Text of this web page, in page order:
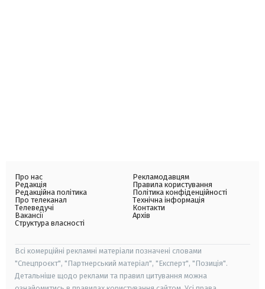
Про нас
Редакція
Редакційна політика
Про телеканал
Телеведучі
Вакансії
Структура власності
Рекламодавцям
Правила користування
Політика конфіденційності
Технічна інформація
Контакти
Архів
Всі комерційні рекламні матеріали позначені словами
"Спецпроєкт", "Партнерський матеріал", "Експерт", "Позиція".
Детальніше щодо реклами та правил цитування можна